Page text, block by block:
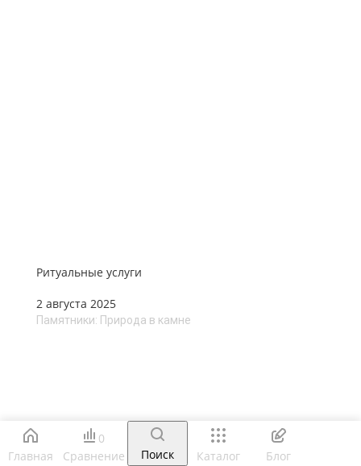
Ритуальные услуги
2 августа 2025
Памятники: Природа в камне
Главная
0
Сравнение
Поиск Каталог Блог